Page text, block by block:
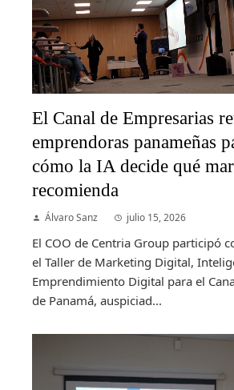
El Canal de Empresarias
emprendoras panameñas
cómo la IA decide qué
recomienda
Álvaro Sanz julio 15, 2026
El COO de Centria Group participó
el Taller de Marketing Digital,
Emprendimiento Digital para el
de Panamá, auspiciad...